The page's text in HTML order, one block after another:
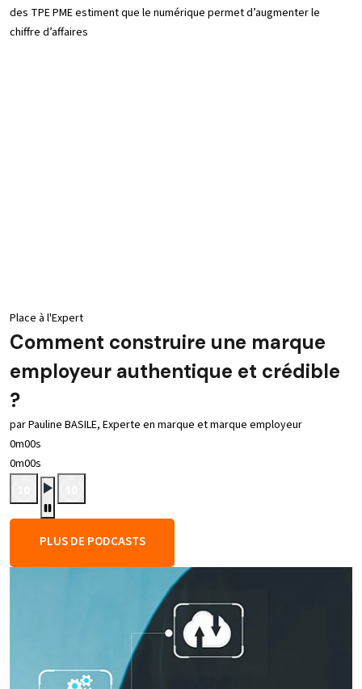
des TPE PME estiment que le numérique permet d’augmenter le
chiffre d’affaires
Place à l'Expert
Comment construire une marque
employeur authentique et crédible
?
par Pauline BASILE, Experte en marque et marque employeur
0m00s
0m00s
PLUS DE PODCASTS